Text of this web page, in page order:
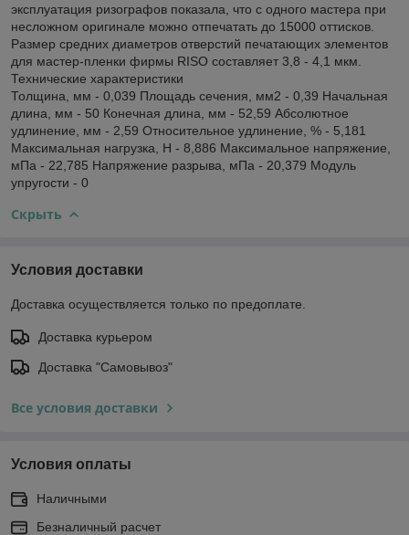
эксплуатация ризографов показала, что с одного мастера при
несложном оригинале можно отпечатать до 15000 оттисков.
Размер средних диаметров отверстий печатающих элементов
для мастер-пленки фирмы RISO составляет 3,8 - 4,1 мкм.
Технические характеристики
Толщина, мм - 0,039 Площадь сечения, мм2 - 0,39 Начальная
длина, мм - 50 Конечная длина, мм - 52,59 Абсолютное
удлинение, мм - 2,59 Относительное удлинение, % - 5,181
Максимальная нагрузка, Н - 8,886 Максимальное напряжение,
мПа - 22,785 Напряжение разрыва, мПа - 20,379 Модуль
упругости - 0
Скрыть
Условия доставки
Доставка осуществляется только по предоплате.
Доставка курьером
Доставка "Самовывоз"
Все условия доставки
Условия оплаты
Наличными
Безналичный расчет